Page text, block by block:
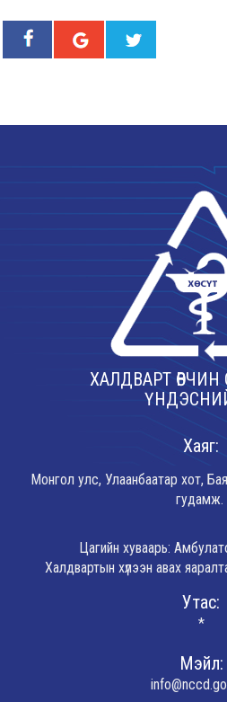
ХАЛДВАРТ
Хаяг:
Монгол улс, Улаанбаатар хот,
гудамж.
Цагийн хуваарь:
Халдвартын хүлээн авах
Утас:
*
Мэйл: